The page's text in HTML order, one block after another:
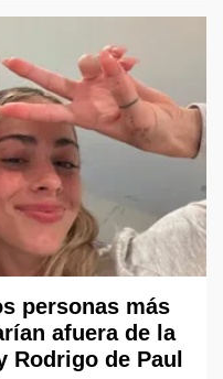
personas más
afuera de la
Rodrigo de Paul